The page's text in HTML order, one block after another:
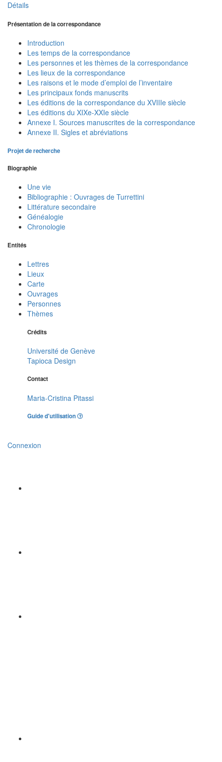
Détails
Présentation de la correspondance
Introduction
Les temps de la correspondance
Les personnes et les thèmes de la correspondance
Les lieux de la correspondance
Les raisons et le mode d’emploi de l’inventaire
Les principaux fonds manuscrits
Les éditions de la correspondance du XVIIIe siècle
Les éditions du XIXe-XXIe siècle
Annexe I. Sources manuscrites de la correspondance
Annexe II. Sigles et abréviations
Projet de recherche
Biographie
Une vie
Bibliographie : Ouvrages de Turrettini
Littérature secondaire
Généalogie
Chronologie
Entités
Lettres
Lieux
Carte
Ouvrages
Personnes
Thèmes
Crédits
Université de Genève
Tapioca Design
Contact
Maria-Cristina Pitassi
Guide d'utilisation
Connexion